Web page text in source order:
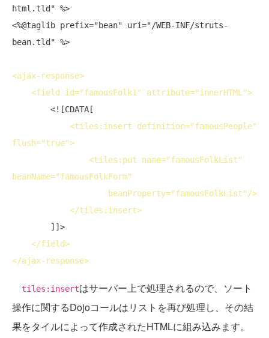
html.tld" %>
<%@taglib prefix="bean" uri="/WEB-INF/struts-
bean.tld" %>
<ajax-response>
<field id="famousFolk1" attribute="innerHTML">
<tiles:insert definition
flush="true">
<tiles:put name
beanName="famousFolkForm"
beanProperty="famousFolkList"/>
</tiles:insert>
</field>
</ajax-response>
tiles:insertはサーバー上で処理されるので、ソート
操作に関するDojoコールはリストを再び処理し、その結
果をタイルによって作成されたHTMLに組み込みます。